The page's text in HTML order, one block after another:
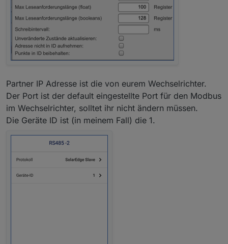
Partner IP Adresse ist die von eurem Wechselrichter.
Der Port ist der default eingestellte Port für den Modbus
im Wechselrichter, solltet ihr nicht ändern müssen.
Die Geräte ID ist (in meinem Fall) die 1.